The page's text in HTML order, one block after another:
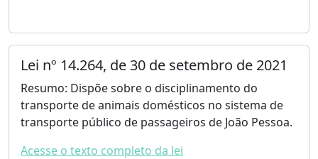
Lei nº 14.264, de 30 de setembro de 2021
Resumo: Dispõe sobre o disciplinamento do
transporte de animais domésticos no sistema de
transporte público de passageiros de João Pessoa.
Acesse o texto completo da lei